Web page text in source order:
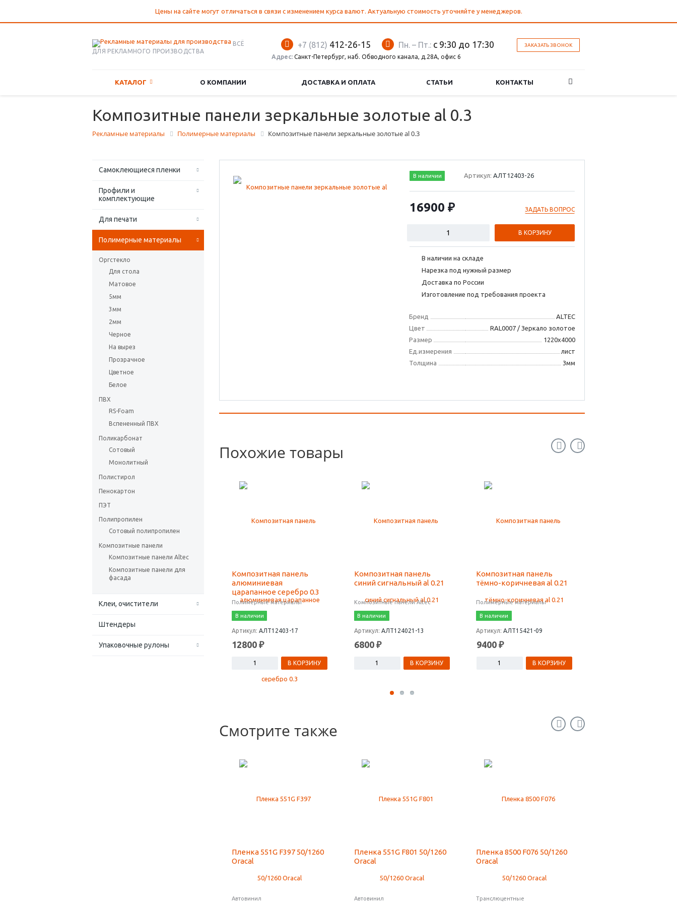
Цены на сайте могут отличаться в связи с изменением курса валют. Актуальную стоимость уточняйте у менеджеров.
ВСЁ
ДЛЯ РЕКЛАМНОГО ПРОИЗВОДСТВА
ЗАКАЗАТЬ ЗВОНОК
Пн. – Пт.: с 9:30 до 17:30
+7 (812) 412-26-15
Адрес: Санкт-Петербург, наб. Обводного канала, д.28А, офис 6
КАТАЛОГ О КОМПАНИИ ДОСТАВКА И ОПЛАТА СТАТЬИ КОНТАКТЫ
Композитные панели зеркальные золотые al 0.3
Рекламные материалы Полимерные материалы Композитные панели зеркальные золотые al 0.3
Самоклеющиеся пленки
Профили и
комплектующие
Для печати
Полимерные материалы
Оргстекло
Для стола
Матовое
5мм
3мм
2мм
Черное
На вырез
Прозрачное
Цветное
Белое
ПВХ
RS-Foam
Вспененный ПВХ
Поликарбонат
Сотовый
Монолитный
Полистирол
Пенокартон
ПЭТ
Полипропилен
Сотовый полипропилен
Композитные панели
Композитные панели Altec
Композитные панели для
фасада
Клеи, очистители
Штендеры
Упаковочные рулоны
В наличии Артикул:АЛТ12403-26
16900 ₽ ЗАДАТЬ ВОПРОС
В КОРЗИНУ
В наличии на складе
Нарезка под нужный размер
Доставка по России
Изготовление под требования проекта
Бренд
ALTEC
Цвет
RAL0007 / Зеркало золотое
Размер
1220х4000
Ед.измерения
лист
Толщина
3мм
Похожие товары
Композитная панель
алюминиевая
царапанное серебро 0.3
Полимерные материалы
В наличии
Артикул: АЛТ12403-17
12800 ₽
В КОРЗИНУ
Композитная панель
синий сигнальный al 0.21
Композитные панели Altec
В наличии
Артикул: АЛТ124021-13
6800 ₽
В КОРЗИНУ
Композитная панель
тёмно-коричневая al 0.21
Полимерные материалы
В наличии
Артикул:АЛТ15421-09
9400 ₽
В КОРЗИНУ
Смотрите также
Пленка 551G F397 50/1260
Oracal
Автовинил
Пленка 551G F801 50/1260
Oracal
Автовинил
Пленка 8500 F076 50/1260
Oracal
Транслюцентные